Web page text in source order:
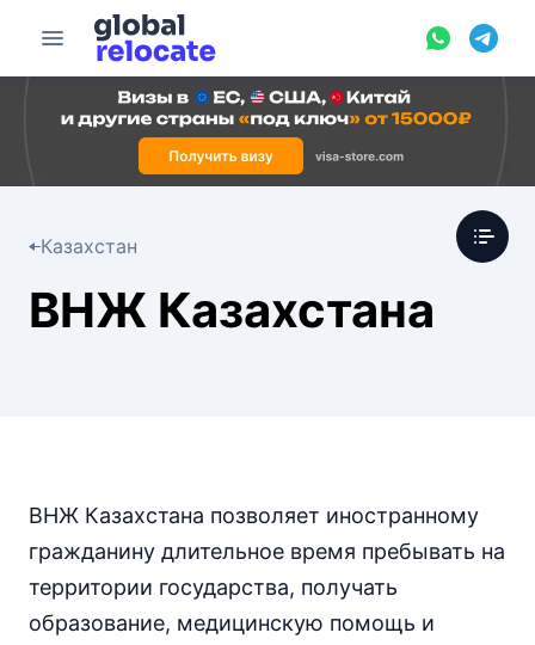
Казахстан
ВНЖ Казахстана
ВНЖ Казахстана позволяет иностранному
гражданину длительное время пребывать на
территории государства, получать
образование, медицинскую помощь и